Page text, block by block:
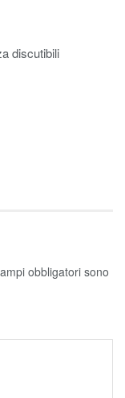
discutibili
obbligatori sono